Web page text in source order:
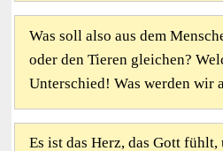
Was soll also aus dem
oder den Tieren gleichen?
Unterschied! Was werden wir
Es ist das Herz, das Gott